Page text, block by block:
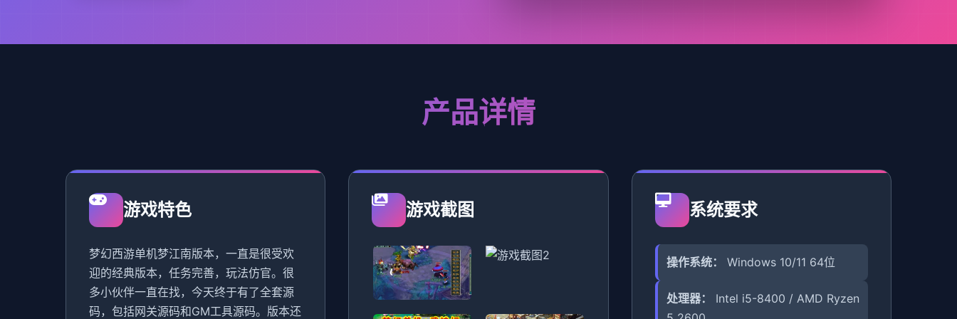
产品详情
游戏特色
梦幻西游单机梦江南版本，一直是很受欢
迎的经典版本，任务完善，玩法仿官。很
多小伙伴一直在找，今天终于有了全套源
码，包括网关源码和GM工具源码。版本还
游戏截图 系统要求
操作系统： Windows 10/11 64位
处理器：
Intel i5-8400 / AMD Ryzen